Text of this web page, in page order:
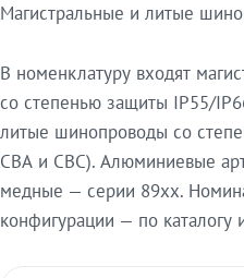
Магистральные и литые
В номенклатуру входят
со степенью защиты IP55/
литые шинопроводы со
СВА и СВС). Алюминиевые
медные — серии 89xx.
конфигурации — по каталогу